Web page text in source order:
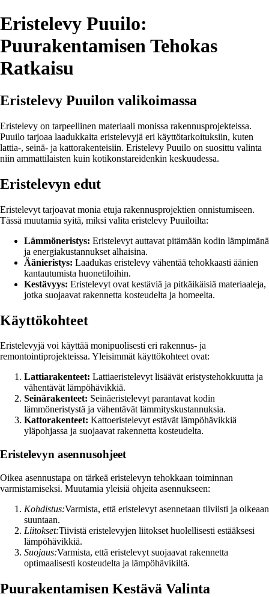
Eristelevy Puuilo:
Puurakentamisen Tehokas
Ratkaisu
Eristelevy Puuilon valikoimassa
Eristelevy on tarpeellinen materiaali monissa rakennusprojekteissa.
Puuilo tarjoaa laadukkaita eristelevyjä eri käyttötarkoituksiin, kuten
lattia-, seinä- ja kattorakenteisiin. Eristelevy Puuilo on suosittu valinta
niin ammattilaisten kuin kotikonstareidenkin keskuudessa.
Eristelevyn edut
Eristelevyt tarjoavat monia etuja rakennusprojektien onnistumiseen.
Tässä muutamia syitä, miksi valita eristelevy Puuiloilta:
Lämmöneristys: Eristelevyt auttavat pitämään kodin lämpimänä
ja energiakustannukset alhaisina.
Äänieristys: Laadukas eristelevy vähentää tehokkaasti äänien
kantautumista huonetiloihin.
Kestävyys: Eristelevyt ovat kestäviä ja pitkäikäisiä materiaaleja,
jotka suojaavat rakennetta kosteudelta ja homeelta.
Käyttökohteet
Eristelevyjä voi käyttää monipuolisesti eri rakennus- ja
remontointiprojekteissa. Yleisimmät käyttökohteet ovat:
Lattiarakenteet: Lattiaeristelevyt lisäävät eristystehokkuutta ja
vähentävät lämpöhävikkiä.
Seinärakenteet: Seinäeristelevyt parantavat kodin
lämmöneristystä ja vähentävät lämmityskustannuksia.
Kattorakenteet: Kattoeristelevyt estävät lämpöhävikkiä
yläpohjassa ja suojaavat rakennetta kosteudelta.
Eristelevyn asennusohjeet
Oikea asennustapa on tärkeä eristelevyn tehokkaan toiminnan
varmistamiseksi. Muutamia yleisiä ohjeita asennukseen:
Kohdistus:Varmista, että eristelevyt asennetaan tiiviisti ja oikeaan
suuntaan.
Liitokset:Tiivistä eristelevyjen liitokset huolellisesti estääksesi
lämpöhävikkiä.
Suojaus:Varmista, että eristelevyt suojaavat rakennetta
optimaalisesti kosteudelta ja lämpöhävikiltä.
Puurakentamisen Kestävä Valinta